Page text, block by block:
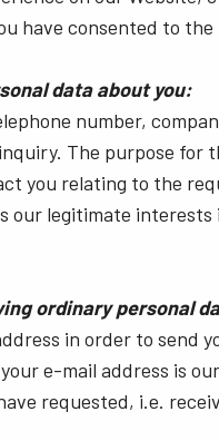
have consented to
data about you:
number,
The purpose for
you relating to the
our legitimate
ordinary personal
in order to send
e-mail address is
requested, i.e.